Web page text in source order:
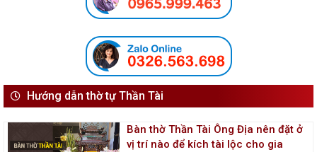
Hướng dẫn thờ tự Thần Tài
Bàn thờ Thần Tài Ông Địa nên đặt ở
vị trí nào để kích tài lộc cho gia